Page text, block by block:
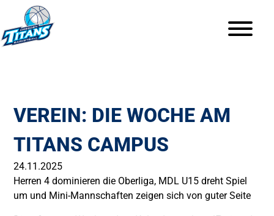
VEREIN: DIE WOCHE AM
TITANS CAMPUS
24.11.2025
Herren 4 dominieren die Oberliga, MDL U15 dreht Spiel
um und Mini-Mannschaften zeigen sich von guter Seite